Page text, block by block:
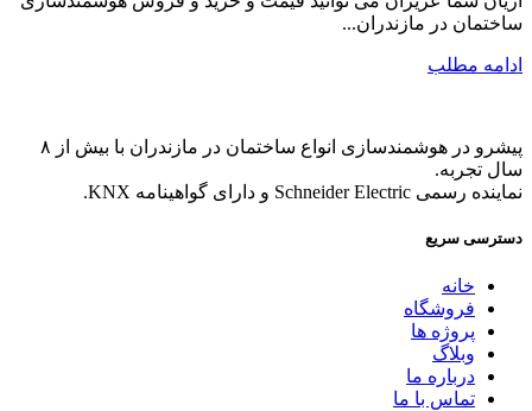
ساختمان در مازندران...
ادامه مطلب
پیشرو در هوشمندسازی انواع ساختمان در مازندران با بیش از ۸
سال تجربه.
نماینده رسمی Schneider Electric و دارای گواهینامه KNX.
دسترسی سریع
خانه
فروشگاه
پروژه ها
وبلاگ
درباره ما
تماس با ما